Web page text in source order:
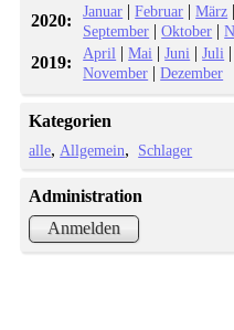
2020: Januar |Februar |März |
September |Oktober |
2019: April |Mai |Juni |Juli |
November |Dezember
Kategorien
alle Allgemein Schlager
Administration
Anmelden